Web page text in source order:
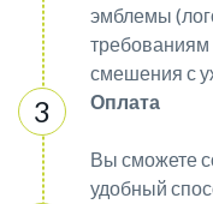
эмблемы
смешения с
Оплата
Вы сможете
удобный